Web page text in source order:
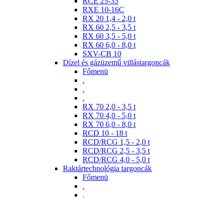
RXE 10-16C
RX 20 1,4 - 2,0 t
RX 60 2,5 - 3,5 t
RX 60 3,5 - 5,0 t
RX 60 6,0 - 8,0 t
SXV-CB 10
Dízel és gázüzemű villástargoncák
Főmenü
.
.
.
RX 70 2,0 - 3,5 t
RX 70 4,0 - 5,0 t
RX 70 6,0 - 8,0 t
RCD 10 - 18 t
RCD/RCG 1,5 - 2,0 t
RCD/RCG 2,5 - 3,5 t
RCD/RCG 4,0 - 5,0 t
Raktártechnológia targoncák
Főmenü
.
.